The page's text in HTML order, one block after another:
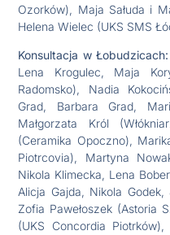
Ozorków), Maja Sałuda i
Helena Wielec (UKS SMS
Konsultacja w Łobudzicach:
Lena Krogulec, Maja
Radomsko), Nadia
Grad, Barbara Grad,
Małgorzata Król
(Ceramika Opoczno),
Piotrcovia), Martyna
Nikola Klimecka, Lena
Alicja Gajda, Nikola
Zofia Pawełoszek (Astoria
(UKS Concordia